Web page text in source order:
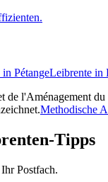
PétangeLeibrente in
de l'Aménagement
Methodische
Tipps
Postfach.